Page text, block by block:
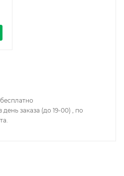
заказа (до 19-00) , по